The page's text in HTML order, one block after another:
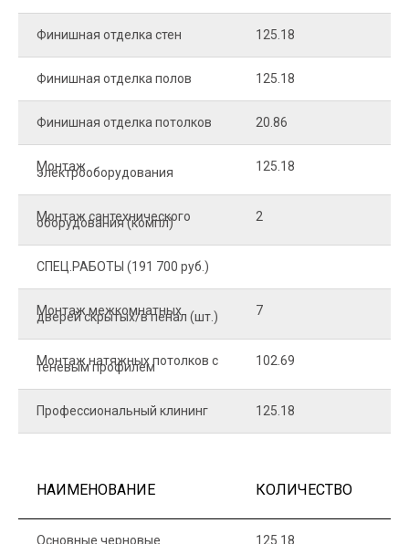
Финишная отделка стен 125.18
Финишная отделка полов 125.18
Финишная отделка потолков 20.86
Монтаж
электрооборудования 125.18
Монтаж сантехнического
оборудования (компл) 2
СПЕЦ.РАБОТЫ (191 700 руб.)
Монтаж межкомнатных
дверей скрытых/в пенал (шт.) 7
Монтаж натяжных потолков с
теневым профилем 102.69
Профессиональный клининг 125.18
НАИМЕНОВАНИЕ КОЛИЧЕСТВО
Основные черновые 125.18